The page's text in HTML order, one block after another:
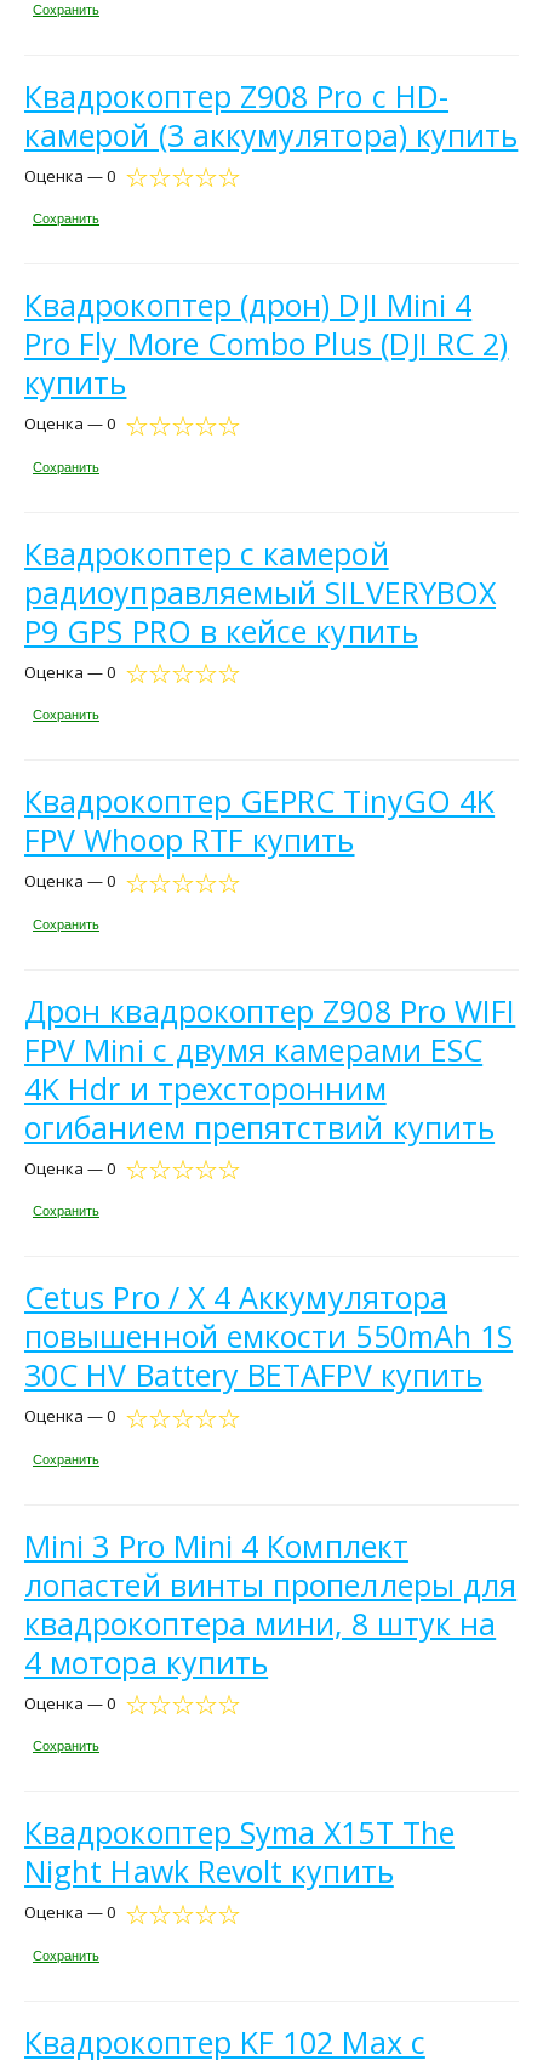
Сохранить
Квадрокоптер Z908 Pro с HD-
камерой (3 аккумулятора) купить
Оценка — 0
Сохранить
Квадрокоптер (дрон) DJI Mini 4
Pro Fly More Combo Plus (DJI RC 2)
купить
Оценка — 0
Сохранить
Квадрокоптер с камерой
радиоуправляемый SILVERYBOX
P9 GPS PRO в кейсе купить
Оценка — 0
Сохранить
Квадрокоптер GEPRC TinyGO 4K
FPV Whoop RTF купить
Оценка — 0
Сохранить
Дрон квадрокоптер Z908 Pro WIFI
FPV Mini с двумя камерами ESC
4K Hdr и трехсторонним
огибанием препятствий купить
Оценка — 0
Сохранить
Cetus Pro / X 4 Аккумулятора
повышенной емкости 550mAh 1S
30C HV Battery BETAFPV купить
Оценка — 0
Сохранить
Mini 3 Pro Mini 4 Комплект
лопастей винты пропеллеры для
квадрокоптера мини, 8 штук на
4 мотора купить
Оценка — 0
Сохранить
Квадрокоптер Syma X15T The
Night Hawk Revolt купить
Оценка — 0
Сохранить
Квадрокоптер KF 102 Max с